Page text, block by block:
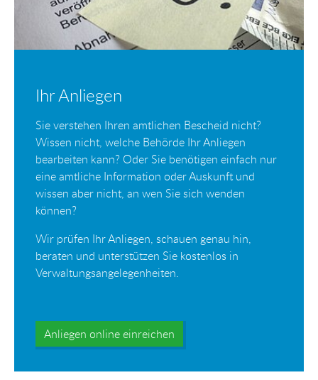
Ihr Anliegen
Sie verstehen Ihren amtlichen Bescheid nicht?
Wissen nicht, welche Behörde Ihr Anliegen
bearbeiten kann? Oder Sie benötigen einfach nur
eine amtliche Information oder Auskunft und
wissen aber nicht, an wen Sie sich wenden
können?
Wir prüfen Ihr Anliegen, schauen genau hin,
beraten und unterstützen Sie kostenlos in
Verwaltungsangelegenheiten.
Anliegen online einreichen